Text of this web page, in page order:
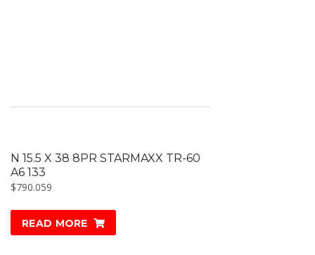
N 15.5 X 38 8PR STARMAXX TR-60
A6 133
$790.059
READ MORE